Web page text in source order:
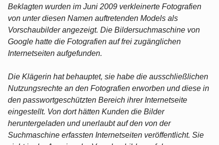
Beklagten wurden im Juni 2009 verkleinerte Fotografien
von unter diesen Namen auftretenden Models als
Vorschaubilder angezeigt. Die Bildersuchmaschine von
Google hatte die Fotografien auf frei zugänglichen
Internetseiten aufgefunden.
Die Klägerin hat behauptet, sie habe die ausschließlichen
Nutzungsrechte an den Fotografien erworben und diese in
den passwortgeschützten Bereich ihrer Internetseite
eingestellt. Von dort hätten Kunden die Bilder
heruntergeladen und unerlaubt auf den von der
Suchmaschine erfassten Internetseiten veröffentlicht. Sie